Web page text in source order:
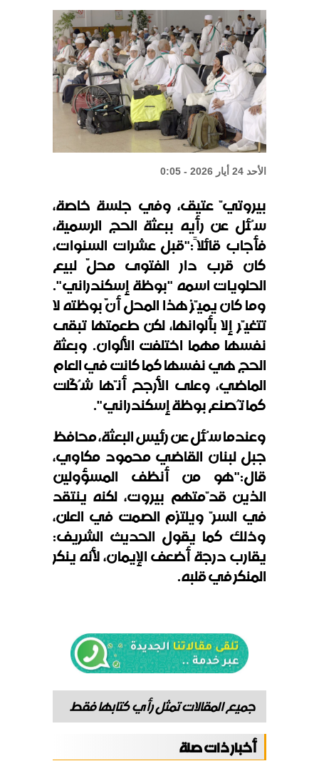
الدولة
واشنطن: المحادثات بين لبنان
وإسرائيل إيجابية
الأحد 24 أيار 2026 - 0:05
بيروتيّ عتيق، وفي جلسة خاصة،
سُئل عن رأيه ببعثة الحج الرسمية،
فأجاب قائلاً:"قبل عشرات السنوات،
كان قرب دار الفتوى محلّ لبيع
الحلويات اسمه "بوظة إسكندراني".
وما كان يميّز هذا المحل أنّ بوظته لا
تتغيّر إلا بألوانها، لكن طعمتها تبقى
نفسها مهما اختلفت الألوان. وبعثة
الحج هي نفسها كما كانت في العام
الماضي، وعلى الأرجح أنّها شُكّلت
كما تُصنع بوظة إسكندراني".
وعندما سُئل عن رئيس البعثة، محافظ
جبل لبنان القاضي محمود مكاوي،
قال:
"هو من أنظف المسؤولين
الذين قدّمتهم بيروت، لكنه ينتقد
في السرّ ويلتزم الصمت في العلن،
وذلك كما يقول الحديث الشريف:
يقارب درجة أضعف الإيمان، لأنه ينكر
المنكر في قلبه.
جميع المقالات تمثل رأي كتابها فقط
أخبار ذات صلة